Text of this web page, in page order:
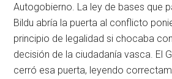
Autogobierno. La ley de bases que
Bildu abría la puerta al conflicto
principio de legalidad si chocaba
decisión de la ciudadanía vasca. El
cerró esa puerta, leyendo